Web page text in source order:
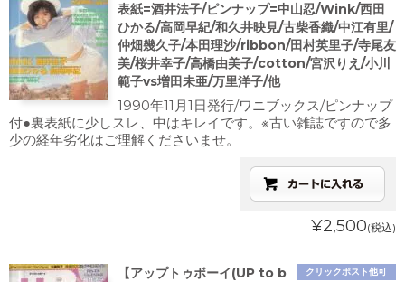
表紙=酒井法子/ピンナップ=中山忍/Wink/西田
ひかる/高岡早紀/和久井映見/古柴香織/中江有里/
仲畑幾久子/本田理沙/ribbon/田村英里子/寺尾友
美/桜井幸子/高橋由美子/cotton/宮沢りえ/小川
範子vs増田未亜/万里洋子/他
1990年11月1日発行/ワニブックス/ピンナップ
付●裏表紙に少しスレ、中はキレイです。※古い雑誌ですので多
少の経年劣化はご理解くださいませ。
¥2,500(税込)
クリックポスト他可
【アップトゥボーイ(UP to b